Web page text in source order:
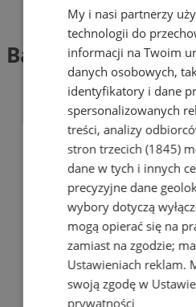
Tag: Basen Miejski
Basen Miejski (1)
My i nasi partnerzy
technologii do
informacji na Twoim
danych osobowych,
identyfikatory i dane
spersonalizowanych
treści, analizy
stron trzecich (1845)
dane w tych i innych
precyzyjne dane
wybory dotyczą
mogą opierać się na
zamiast na zgodzie;
Ustawieniach reklam.
swoją zgodę w
prywatności